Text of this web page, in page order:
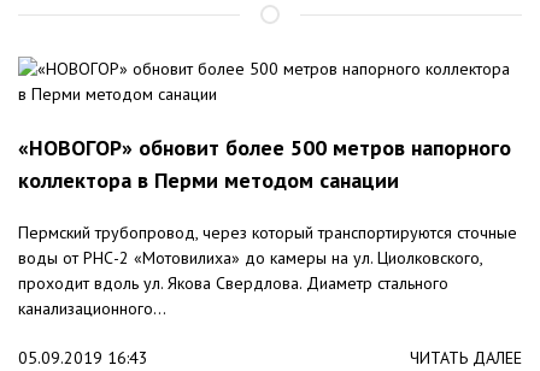
«НОВОГОР» обновит более 500 метров напорного
коллектора в Перми методом санации
Пермский трубопровод, через который транспортируются сточные
воды от РНС-2 «Мотовилиха» до камеры на ул. Циолковского,
проходит вдоль ул. Якова Свердлова. Диаметр стального
канализационного...
05.09.2019 16:43 ЧИТАТЬ ДАЛЕЕ